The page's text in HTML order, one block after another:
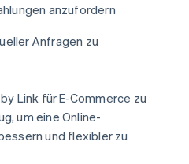
anzufordern
Anfragen zu
Link für E-Commerce zu
um eine Online-
und flexibler zu